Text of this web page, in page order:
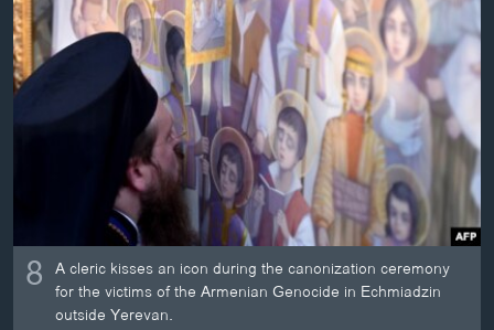
8 A cleric kisses an icon during the canonization ceremony
for the victims of the Armenian Genocide in Echmiadzin
outside Yerevan.